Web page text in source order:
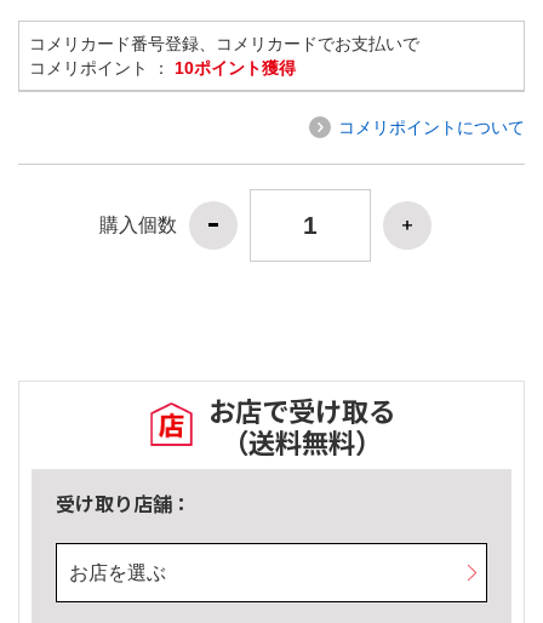
コメリカード番号登録、コメリカードでお支払いで
コメリポイント ： 10ポイント獲得
コメリポイントについて
購入個数
お店で受け取る
（送料無料）
受け取り店舗：
お店を選ぶ